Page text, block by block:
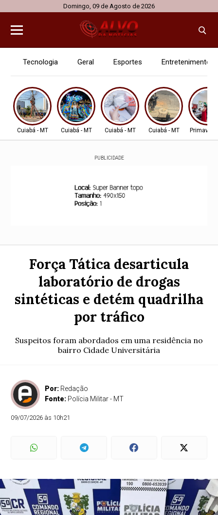
Domingo, 09 de Agosto de 2026
Tecnologia Geral Esportes Entretenimento
Cuiabá - MT Cuiabá - MT Cuiabá - MT Cuiabá - MT
PUBLICIDADE
Força Tática desarticula
laboratório de drogas
sintéticas e detém quadrilha
por tráfico
Suspeitos foram abordados em uma residência no
bairro Cidade Universitária
Por: Redação
Fonte: Polícia Militar - MT
09/07/2026 às 10h21